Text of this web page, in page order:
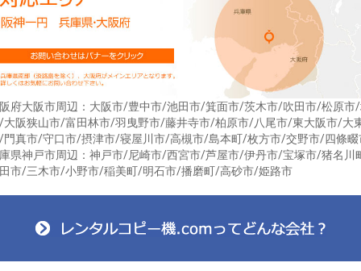
府大阪市周辺：大阪市/豊中市/池田市/箕面市/茨木市/吹田市/松原市
大阪狭山市/富田林市/羽曳野市/藤井寺市/柏原市/八尾市/東大阪市/大
門真市/守口市/摂津市/寝屋川市/高槻市/島本町/枚方市/交野市/四條畷
県神戸市周辺：神戸市/尼崎市/西宮市/芦屋市/伊丹市/宝塚市/猪名川
市/三木市/小野市/稲美町/明石市/播磨町/高砂市/姫路市